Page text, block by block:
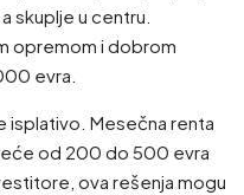
skuplje u centru.
opremom i dobrom
evra.
isplativo. Mesečna renta
od 200 do 500 evra
ova rešenja mogu